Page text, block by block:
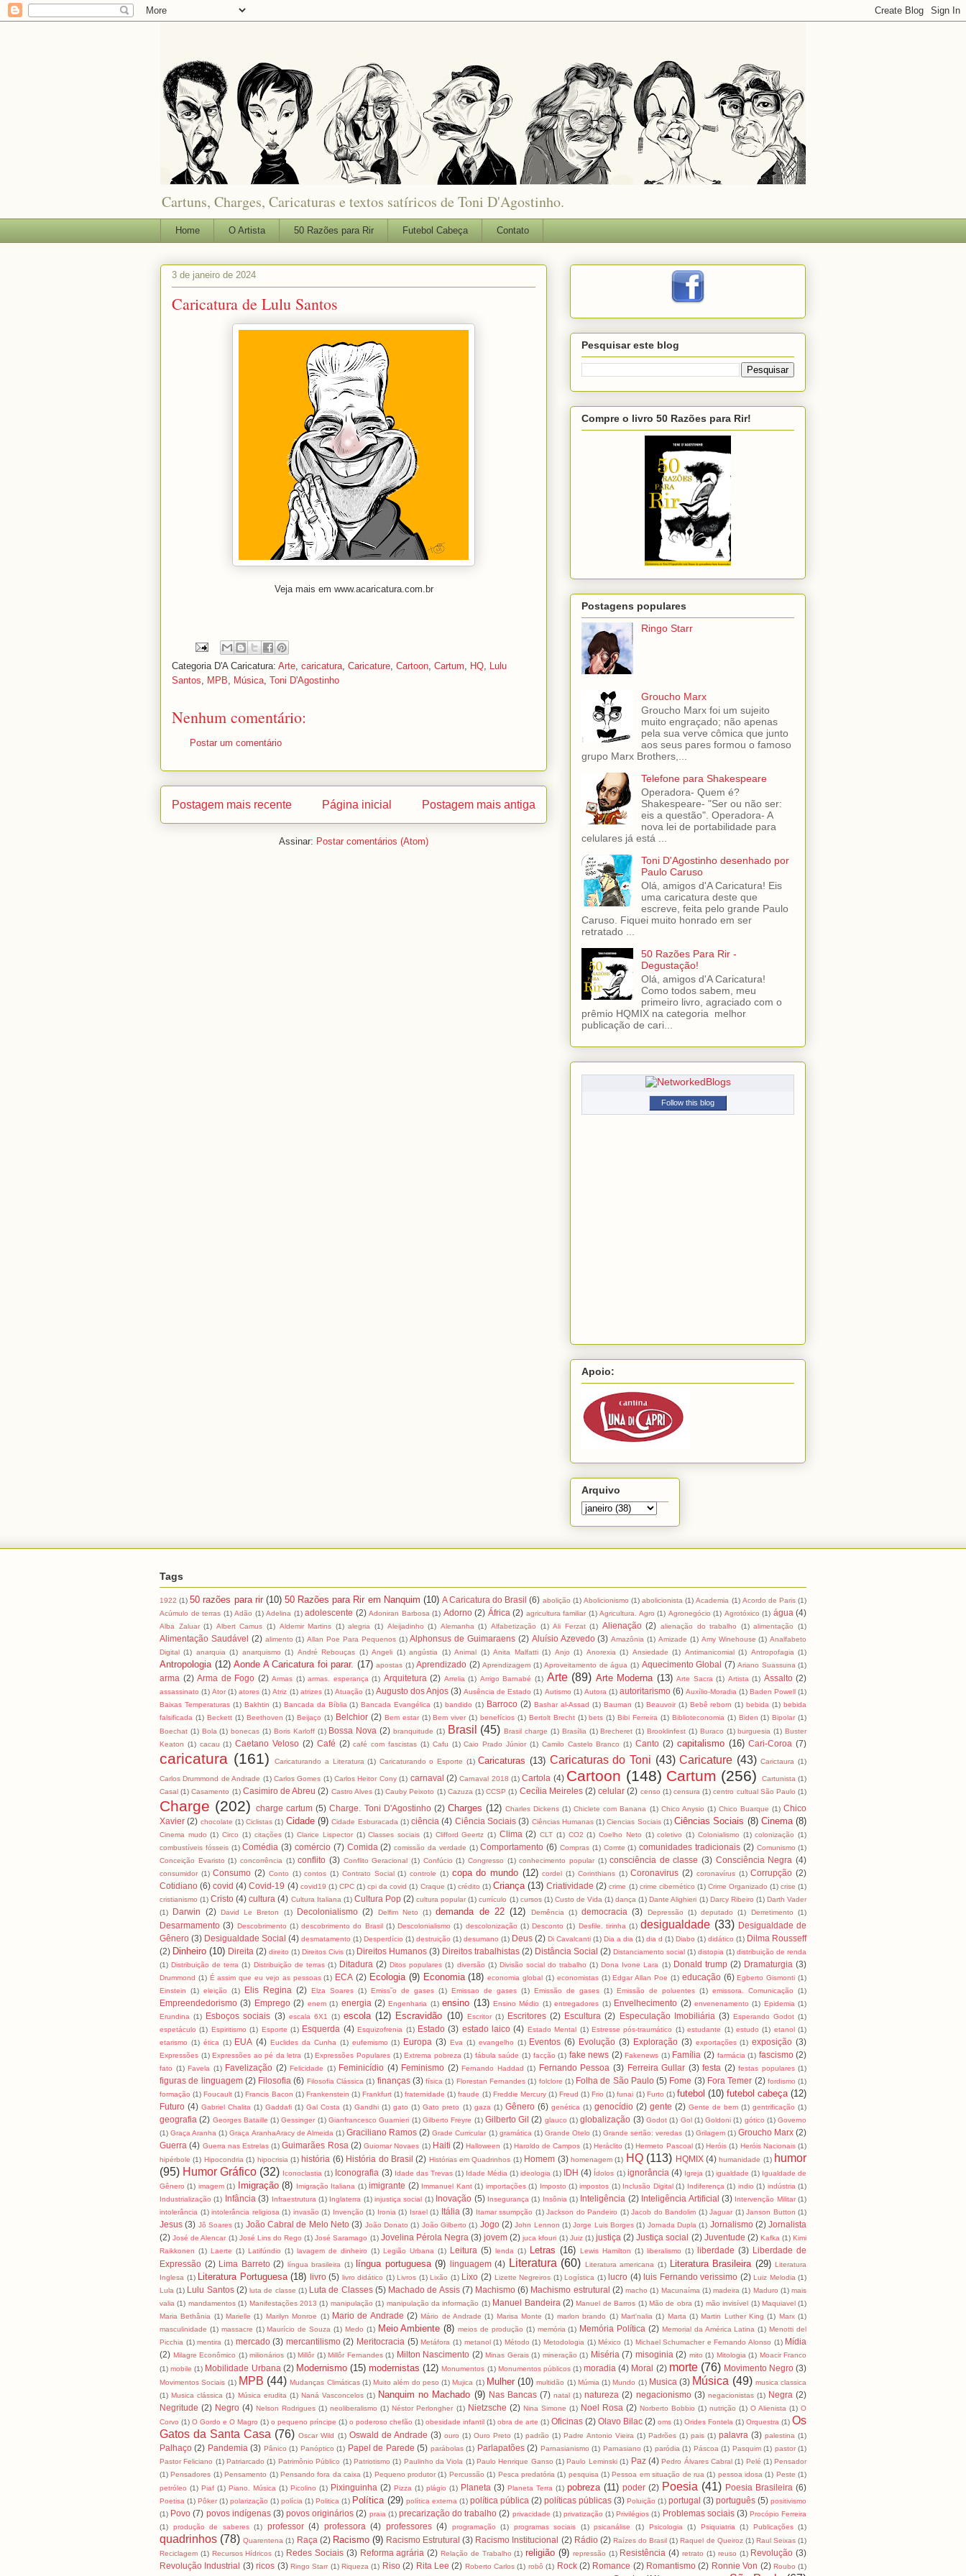
Cartuns, Charges, Caricaturas e textos satíricos de Toni D'Agostinho.
Home O Artista 50 Razões para Rir Futebol Cabeça Contato
3 de janeiro de 2024
Caricatura de Lulu Santos
Veja mais em www.acaricatura.com.br
Categoria D'A Caricatura: Arte caricatura Caricature Cartoon Cartum HQ Lulu
Santos
MPB Música Toni D'Agostinho
Nenhum comentário:
Postar um comentário
Postagem mais recente Postagem mais antiga
Página inicial
Assinar: Postar comentários (Atom)
Pesquisar este blog
Compre o livro 50 Razões para Rir!
Postagens populares
Ringo Starr
Groucho Marx
Groucho Marx foi um sujeito
muito engraçado; não apenas
pela sua verve cômica que junto
aos seus pares formou o famoso
grupo Marx Brothers,...
Telefone para Shakespeare
Operadora- Quem é?
Shakespeare- "Ser ou não ser:
eis a questão". Operadora- A
nova lei de portabilidade para
celulares já está ...
Toni D'Agostinho desenhado por
Paulo Caruso
Olá, amigos d'A Caricatura! Eis
uma caricatura deste que
escreve, feita pelo grande Paulo
Caruso. Fiquei muito honrado em ser
retratado ...
50 Razões Para Rir -
Degustação!
Olá, amigos d'A Caricatura!
Como todos sabem, meu
primeiro livro, agraciado com o
prêmio HQMIX na categoria melhor
publicação de cari...
Follow this blog
Apoio:
Arquivo
Tags
1922 (1) 50 razões para rir (10) 50 Razões para Rir em Nanquim (10) A Caricatura do Brasil (6) abolição (1) Abolicionismo (1) abolicionista (1) Academia (1) Acordo de Paris (1)
Acúmulo de terras (1) Adão (1) Adelina (1) adolescente (2) Adoniran Barbosa (1) Adorno (2) África (2) agricultura familiar (1) Agricultura. Agro (1) Agronegócio (1) Agrotóxico (1) água (4)
Alba Zaluar (1) Albert Camus (1) Aldemir Martins (1) alegria (1) Aleijadinho (1) Alemanha (1) Alfabetização (1) Ali Ferzat (1) Alienação (2) alienação do trabalho (1) alimentação (1)
Alimentação Saudável (2) alimento (1) Allan Poe Para Pequenos (1) Alphonsus de Guimaraens (2) Aluísio Azevedo (3) Amazônia (1) Amizade (1) Amy Winehouse (1) Analfabeto
Digital (1) anarquia (1) anarquismo (1) André Rebouças (1) Angeli (1) angústia (1) Animal (1) Anita Malfatti (1) Anjo (1) Anorexia (1) Ansiedade (1) Antimanicomial (1) Antropofagia (1)
Antropologia (12) Aonde A Caricatura foi parar. (17) apostas (1) Aprendizado (2) Aprendizagem (1) Aproveitamento de água (1) Aquecimento Global (7) Ariano Suassuna (1)
arma (2) Arma de Fogo (2) Armas (1) armas. esperança (1) Arquitetura (2) Arrelia (1) Arrigo Barnabé (1) Arte (89) Arte Moderna (13) Arte Sacra (1) Artista (1) Assalto (2)
assassinato (1) Ator (1) atores (1) Atriz (1) atrizes (1) Atuação (1) Augusto dos Anjos (3) Ausência de Estado (1) Autismo (1) Autora (1) autoritarismo (6) Auxílio-Moradia (1) Baden Powell (1)
Baixas Temperaturas (1) Bakhtin (1) Bancada da Bíblia (1) Bancada Evangélica (1) bandido (1) Barroco (2) Bashar al-Assad (1) Bauman (1) Beauvoir (1) Bebê reborn (1) bebida (1) bebida
falsificada (1) Beckett (1) Beethoven (1) Beijaço (1) Belchior (2) Bem estar (1) Bem viver (1) benefícios (1) Bertolt Brecht (1) bets (1) Bibi Ferreira (1) Biblioteconomia (1) Biden (1) Bipolar (1)
Boechat (1) Bola (1) bonecas (1) Boris Karloff (1) Bossa Nova (2) branquitude (1) Brasil (45) Brasil charge (1) Brasília (1) Brecheret (1) Brooklinfest (1) Buraco (1) burguesia (1) Buster
Keaton (1) cacau (1) Caetano Veloso (2) Café (2) café com fascistas (1) Cafu (1) Caio Prado Júnior (1) Camilo Castelo Branco (1) Canto (2) capitalismo (16) Cari-Coroa (7)
caricatura (161) Caricaturando a Literatura (1) Caricaturando o Esporte (1) Caricaturas (13) Caricaturas do Toni (43) Caricature (43) Carictaura (1)
Carlos Drummond de Andrade (1) Carlos Gomes (1) Carlos Heitor Cony (1) carnaval (2) Carnaval 2018 (1) Cartola (4) Cartoon (148) Cartum (256) Cartunista (1)
Casal (1) Casamento (1) Casimiro de Abreu (2) Castro Alves (1) Cauby Peixoto (1) Cazuza (1) CCSP (1) Cecília Meireles (2) celular (2) censo (1) censura (1) centro cultual São Paulo (1)
Charge (202) charge cartum (5) Charge. Toni D'Agostinho (2) Charges (12) Charles Dickens (1) Chiclete com Banana (1) Chico Anysio (1) Chico Buarque (1) Chico
Xavier (2) chocolate (1) Ciclistas (1) Cidade (9) Cidade Esburacada (1) ciência (4) Ciência Sociais (3) Ciências Humanas (1) Ciencias Sociais (1) Ciências Sociais (8) Cinema (8)
Cinema mudo (1) Circo (1) citações (1) Clarice Lispector (1) Classes sociais (1) Clifford Geertz (1) Clima (2) CLT (1) CO2 (1) Coelho Neto (1) coletivo (1) Colonialismo (1) colonização (1)
combustíveis fósseis (1) Comédia (3) comércio (7) Comida (2) comissão da verdade (1) Comportamento (6) Compras (1) Comte (1) comunidades tradicionais (2) Comunismo (1)
Conceição Evaristo (1) concorrência (1) conflito (3) Conflito Geracional (1) Confúcio (1) Congresso (1) conhecimento popular (1) consciência de classe (3) Consciência Negra (4)
consumidor (1) Consumo (2) Conto (1) contos (1) Contrato Social (1) controle (1) copa do mundo (12) cordel (1) Corinthians (1) Coronavirus (2) coronavírus (1) Corrupção (2)
Cotidiano (6) covid (4) Covid-19 (4) covid19 (1) CPC (1) cpi da covid (1) Craque (1) crédito (1) Criança (13) Criatividade (2) crime (1) crime cibernético (1) Crime Organizado (1) crise (1)
cristianismo (1) Cristo (4) cultura (4) Cultura Italiana (1) Cultura Pop (2) cultura popular (1) currículo (1) cursos (1) Custo de Vida (1) dança (1) Dante Alighieri (1) Darcy Ribeiro (1) Darth Vader
(1)
Darwin (2) David Le Breton (1) Decolonialismo (2) Delfim Neto (1) demanda de 22 (12) Demência (1) democracia (3) Depressão (1) deputado (1) Derretimento (1)
Desarmamento (3) Descobrimento (1) descobrimento do Brasil (1) Descolonialismo (1) descolonização (1) Desconto (1) Desfile. tirinha (1) desigualdade (33) Desigualdade de
Gênero (3) Desigualdade Social (4) desmatamento (1) Desperdício (1) destruição (1) desumano (1) Deus (2) Di Cavalcanti (1) Dia a dia (1) dia d (1) Diabo (1) didático (1) Dilma Rousseff
(2) Dinheiro (10) Direita (2) direito (1) Direitos Civis (1) Direitos Humanos (3) Direitos trabalhistas (2) Distância Social (2) Distanciamento social (1) distopia (1) distribuição de renda
(1) Distribuição de terra (1) Distribuição de terras (1) Ditadura (2) Ditos populares (1) diversão (1) Divisão social do trabalho (1) Dona Ivone Lara (1) Donald trump (2) Dramaturgia (3)
Drummond (1) É assim que eu vejo as pessoas (1) ECA (2) Ecologia (9) Economia (18) economia global (1) economistas (1) Edgar Allan Poe (1) educação (6) Egberto Gismonti (1)
Einstein
(1) eleição (1) Elis Regina (2) Elza Soares (1) Emiss˜o de gases (1) Emissao de gases (1) Emissão de gases (1) Emissão de poluentes (1) emissora. Comunicação (1)
Empreendedorismo (3) Emprego (2) enem (1) energia (2) Engenharia (1) ensino (13) Ensino Médio (1) entregadores (1) Envelhecimento (2) envenenamento (1) Epidemia (1)
Erundina (1) Esboços sociais (3) escala 6X1 (1) escola (12) Escravidão (10) Escritor (1) Escritores (2) Escultura (2) Especulação Imobiliária (3) Esperando Godot (1)
espetáculo (1) Espiritismo (1) Esporte (1) Esquerda (4) Esquizofrenia (1) Estado (3) estado laico (4) Estado Mental (1) Estresse pós-traumático (1) estudante (1) estudo (1) etanol (1)
etarismo (1) ética (1) EUA (4) Euclides da Cunha (1) eufemismo (1) Europa (3) Eva (1) evangelho (1) Eventos (6) Evolução (3) Exploração (3) exportações (1) exposição (3)
Expressões (1) Expressões ao pé da letra (1) Expressões Populares (1) Extrema pobreza (1) fábula saúde (1) facção (1) fake news (2) Fakenews (1) Família (2) farmácia (1) fascismo (2)
fato (1) Favela (1) Favelização (2) Felicidade (1) Feminicídio (4) Feminismo (2) Fernando Haddad (1) Fernando Pessoa (3) Ferreira Gullar (3) festa (2) festas populares (1)
figuras de linguagem (2) Filosofia (6) Filosofia Clássica (1) finanças (3) física (1) Florestan Fernandes (1) folclore (1) Folha de São Paulo (5) Fome (3) Fora Temer (2) fordismo (1)
formação (1) Foucault (1) Francis Bacon (1) Frankenstein (1) Frankfurt (1) fraternidade (1) fraude (1) Freddie Mercury (1) Freud (1) Frio (1) funai (1) Furto (1) futebol (10) futebol cabeça (12)
Futuro (4) Gabriel Chalita (1) Gaddafi (1) Gal Costa (1) Gandhi (1) gato (1) Gato preto (1) gaza (1) Gênero (6) genética (1) genocídio (2) gente (2) Gente de bem (1) gentrificação (1)
geografia (2) Georges Bataille (1) Gessinger (1) Gianfrancesco Guarnieri (1) Gilberto Freyre (1) Gilberto Gil (2) glauco (1) globalização (3) Godot (1) Gol (1) Goldoni (1) gótico (1) Governo
(1) Graça Aranha (1) Graça AranhaAracy de Almeida (1) Graciliano Ramos (2) Grade Curricular (1) gramática (1) Grande Otelo (1) Grande sertão: veredas (1) Grilagem (1) Groucho Marx (2)
Guerra (4) Guerra nas Estrelas (1) Guimarães Rosa (2) Guiomar Novaes (1) Haiti (2) Halloween (1) Haroldo de Campos (1) Heráclito (1) Hermeto Pascoal (1) Heróis (1) Heróis Nacionais (1)
hipérbole (1) Hipocondria (1) hipocrisia (1) história (6) História do Brasil (2) Histórias em Quadrinhos (1) Homem (3) homenagem (1) HQ (113) HQMIX (4) humanidade (1) humor
(95) Humor Gráfico (32) Iconoclastia (1) Iconografia (3) Idade das Trevas (1) Idade Média (1) ideologia (1) IDH (4) Ídolos (1) ignorância (4) Igreja (1) igualdade (1) Igualdade de
Gênero (1) imagem (1) Imigração (8) Imigração Italiana (1) imigrante (2) Immanuel Kant (1) importações (1) Imposto (1) impostos (1) Inclusão Digital (1) Indiferença (1) indio (1) indústria (1)
Industrialização (1) Infância (3) Infraestrutura (1) Inglaterra (1) injustiça social (1) Inovação (5) Insegurança (1) Insônia (1) Inteligência (2) Inteligência Artificial (3) Intervenção Militar (1)
intolerância (1) intolerância religiosa (1) invasão (1) Invenção (1) Ironia (1) Israel (1) Itália (3) Itamar ssumpção (1) Jackson do Pandeiro (1) Jacob do Bandolim (1) Jaguar (1) Janson Button (1)
Jesus (3) Jô Soares (1) João Cabral de Melo Neto (3) João Donato (1) João Gilberto (1) Jogo (2) John Lennon (1) Jorge Luis Borges (1) Jornada Dupla (1) Jornalismo (2) Jornalista
(2) José de Alencar (1) José Lins do Rego (1) José Saramago (1) Jovelina Pérola Negra (3) jovem (2) juca kfouri (1) Juiz (1) justiça (2) Justiça social (2) Juventude (2) Kafka (1) Kimi
Raikkonen (1) Laerte (1) Latifúndio (1) lavagem de dinheiro (1) Legião Urbana (1) Leitura (5) lenda (1) Letras (16) Lewis Hamilton (1) liberalismo (1) liberdade (3) Liberdade de
Expressão (2) Lima Barreto (2) língua brasileira (1) língua portuguesa (9) linguagem (4) Literatura (60) Literatura americana (1) Literatura Brasileira (29) Literatura
Inglesa (1) Literatura Portuguesa (18) livro (5) livro didático (1) Livros (1) Lixão (1) Lixo (2) Lizette Negreiros (1) Logística (1) lucro (4) luis Fernando verissimo (2) Luiz Melodia (1)
Lula (1) Lulu Santos (2) luta de classe (1) Luta de Classes (5) Machado de Assis (7) Machismo (6) Machismo estrutural (2) macho (1) Macunaíma (1) madeira (1) Maduro (1) mais
valia (1) mandamentos (1) Manifestações 2013 (1) manipulação (1) manipulação da informação (1) Manuel Bandeira (2) Manuel de Barros (1) Mão de obra (1) mão invisível (1) Maquiavel (1)
Maria Bethânia (1) Marielle (1) Marilyn Monroe (1) Mario de Andrade (2) Mário de Andrade (1) Marisa Monte (1) marlon brando (1) Mart'nalia (1) Marta (1) Martin Luther King (1) Marx (1)
masculinidade (1) massacre (1) Maurício de Souza (1) Medo (1) Meio Ambiente (8) meios de produção (1) memória (1) Memória Política (2) Memorial da América Latina (1) Menotti del
Picchia (1) mentira (1) mercado (3) mercantilismo (2) Meritocracia (5) Metáfora (1) metanol (1) Método (1) Metodologia (1) México (1) Michael Schumacher e Fernando Alonso (1) Mídia
(2) Milagre Econômico (1) milionários (1) Millôr (1) Millôr Fernandes (1) Milton Nascimento (2) Minas Gerais (1) mineração (1) Miséria (7) misoginia (2) mito (1) Mitologia (1) Moacir Franco
(1) mobile (1) Mobilidade Urbana (2) Modernismo (15) modernistas (12) Monumentos (1) Monumentos públicos (1) moradia (4) Moral (2) morte (76) Movimento Negro (3)
Movimentos Sociais (1) MPB (44) Mudanças Climáticas (1) Muito além do peso (1) Mujica (1) Mulher (10) multidão (1) Múmia (1) Mundo (1) Musica (3) Música (49) musica classica
(1) Musica clássica (1) Música erudita (1) Naná Vasconcelos (1) Nanquim no Machado (9) Nas Bancas (7) natal (1) natureza (2) negacionismo (3) negacionistas (1) Negra (2)
Negritude (2) Negro (4) Nelson Rodrigues (1) neoliberalismo (1) Néstor Perlongher (1) Nietzsche (2) Nina Simone (1) Noel Rosa (2) Norberto Bobbio (1) nutrição (1) O Alienista (1) O
Corvo (1) O Gordo e O Magro (1) o pequeno príncipe (1) o poderoso chefão (1) obesidade infantil (1) obra de arte (1) Oficinas (2) Olavo Bilac (2) oms (1) Orides Fontela (1) Orquestra (1) Os
Gatos da Santa Casa (76) Oscar Wild (1) Oswald de Andrade (3) ouro (1) Ouro Preto (1) padrão (1) Padre Antonio Vieira (1) Padrões (1) pais (1) palavra (3) palestina (1)
Palhaço (2) Pandemia (3) Pânico (1) Panóptico (1) Papel de Parede (5) parábolas (1) Parlapatões (2) Parnasianismo (1) Parnasiano (1) paródia (1) Páscoa (1) Pasquim (1) pastor (1)
Pastor Feliciano (1) Patriarcado (1) Patrimônio Público (1) Patriotismo (1) Paulinho da Viola (1) Paulo Henrique Ganso (1) Paulo Leminski (1) Paz (4) Pedro Álvares Cabral (1) Pelé (1) Pensador
(1) Pensadores (1) Pensamento (1) Pensando fora da caixa (1) Pequeno produtor (1) Percussão (1) Pesca predatória (1) pesquisa (1) Pessoa em situação de rua (1) pessoa idosa (1) Peste (1)
petróleo (1) Piaf (1) Piano. Música (1) Picolino (1) Pixinguinha (2) Pizza (1) plágio (1) Planeta (3) Planeta Terra (1) pobreza (11) poder (2) Poesia (41) Poesia Brasileira (6)
Poetisa (1) Pôker (1) polarização (1) polícia (1) Politica (1) Política (29) política externa (1) política pública (2) políticas públicas (3) Poluição (1) portugal (3) português (5) positivismo
(1) Povo (7) povos indígenas (3) povos originários (2) praia (1) precarização do trabalho (2) privacidade (1) privatização (1) Privilégios (1) Problemas sociais (3) Procópio Ferreira
(1)
produção de saberes (1) professor (4) professora (4) professores (4) programação (1) programas sociais (1) psicanálise (1) Psicologia (1) Psiquiatria (1) Publicações (1)
quadrinhos (78) Quarentena (1) Raça (2) Racismo (9) Racismo Estrutural (3) Racismo Institucional (2) Rádio (2) Raízes do Brasil (1) Raquel de Queiroz (1) Raul Seixas (1)
Reciclagem (1) Recursos Hídricos (1) Redes Sociais (3) Reforma agrária (2) Relação de Trabalho (1) religião (9) repressão (1) Resistência (4) retrato (1) reuso (1) Revolução (3)
Revolução Industrial (3) ricos (3) Ringo Starr (1) Riqueza (1) Riso (2) Rita Lee (2) Roberto Carlos (1) robô (1) Rock (2) Romance (2) Romantismo (2) Ronnie Von (2) Roubo (1)